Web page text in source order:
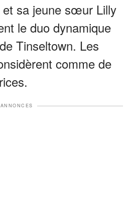
et sa jeune sœur Lilly
le duo dynamique
Tinseltown. Les
comme de
ANNONCES